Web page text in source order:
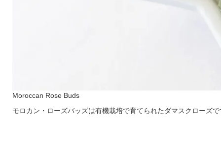
Moroccan Rose Buds
モロカン・ローズバッズは有機栽培で育てられたダマスクローズで